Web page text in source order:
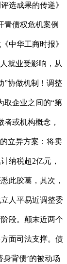
选成果的传递》
青债权危机案例
中华工商时报》
就业受影响，从
”协做机制！调整
取企业之间的“第
或机构概念，
立异方案：将卖
纳税超2亿元，
此胶葛，其次，
人平易近调整委
段。颠末近两个
面司法支撑。债
背债’的被动场